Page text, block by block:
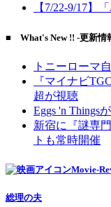
【7/22-9/17】
■ What's New !! -更新情
トニーローマ
『マイナビ
超が視聴
Eggs 'n Things
新宿に『謎専
トも常時開催
Movie-
総理の夫